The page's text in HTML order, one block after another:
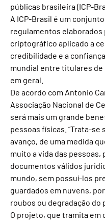
públicas brasileira (ICP-
A ICP-Brasil é um
regulamentos
criptográfico aplicado a
credibilidade e a
mundial entre titulares
em geral.
De acordo com Antonio
Associação Nacional de
será mais um grande
pessoas físicas. “Trata-se
avanço, de uma medida
muito a vida das
documentos válidos
mundo, sem possuí-los
guardados em nuvens,
roubos ou degradação do
O projeto, que tramita em